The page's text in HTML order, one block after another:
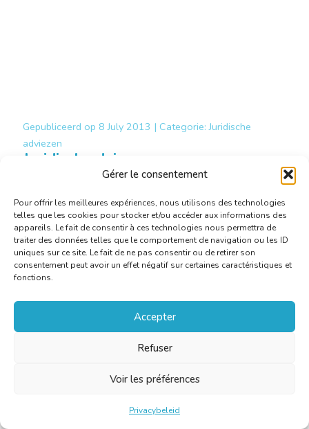
Gérer le consentement
Pour offrir les meilleures expériences, nous utilisons des technologies
telles que les cookies pour stocker et/ou accéder aux informations des
appareils. Le fait de consentir à ces technologies nous permettra de
traiter des données telles que le comportement de navigation ou les ID
uniques sur ce site. Le fait de ne pas consentir ou de retirer son
consentement peut avoir un effet négatif sur certaines caractéristiques et
fonctions.
Accepter
Refuser
Voir les préférences
Privacybeleid
Gepubliceerd op 8 July 2013 | Categorie:Juridische
adviezen
Juridisch advies:
productaansprakelijkheid en de
Meer weten